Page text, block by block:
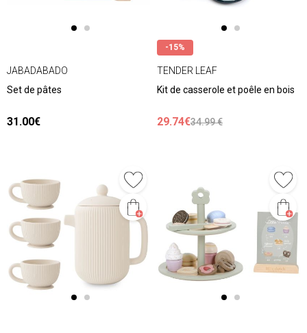
JABADABADO
Set de pâtes
31.00€
-15%
TENDER LEAF
Kit de casserole et poêle en bois
29.74€34.99 €